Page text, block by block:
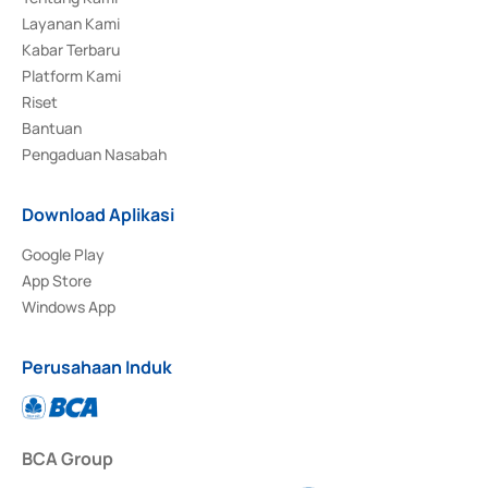
Layanan Kami
Kabar Terbaru
Platform Kami
Riset
Bantuan
Pengaduan Nasabah
Download Aplikasi
Google Play
App Store
Windows App
Perusahaan Induk
BCA Group